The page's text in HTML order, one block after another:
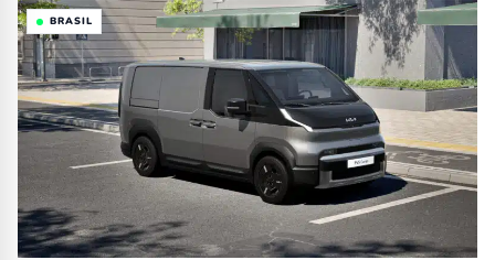
BRASIL